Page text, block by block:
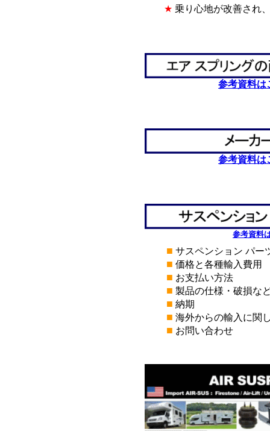
★ 乗り心地が改善され
参考資料は
参考資料は
参考資料
■ サスペンション パー
■ 価格と各種輸入費用
■ お支払い方法
■ 製品の仕様・破損な
■ 納期
■ 海外からの輸入に関
■ お問い合わせ